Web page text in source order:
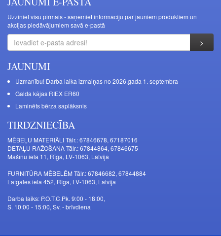
Uzziniet visu pirmais - saņemiet informāciju par jauniem produktiem un
akcijas piedāvājumiem savā e-pastā
JAUNUMI
Uzmanību! Darba laika izmaiņas no 2026.gada 1. septembra
Galda kājas RIEX ER60
Laminēts bērza saplāksnis
TIRDZNIECĪBA
MĒBEĻU MATERIĀLI Tālr.: 67846678, 67187016
DETAĻU RAŽOŠANA Tālr.: 67844864, 67846675
Mašīnu iela 11, Rīga, LV-1063, Latvija
FURNITŪRA MĒBELĒM Tālr.: 67846682, 67844884
Latgales iela 452, Rīga, LV-1063, Latvija
Darba laiks: P.O.T.C.Pk. 9:00 - 18:00,
S. 10:00 - 15:00, Sv. - brīvdiena